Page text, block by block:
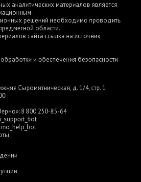
аналитических материалов является
решений необходимо проводить
области.
сайта ссылка на источник
и обеспечения безопасности
Сыромятническая, д. 1/4, стр. 1
8 800 250-85-64